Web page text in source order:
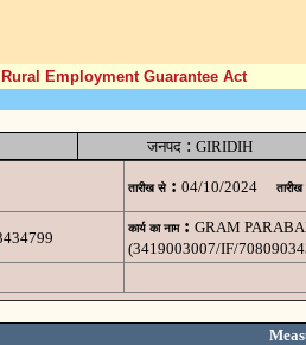
Employment Guarantee Act
जनपद : GIRIDIH
तारीख से : 04/10/2024 तारीख
कार्य का नाम : GRAM
(3419003007/IF/